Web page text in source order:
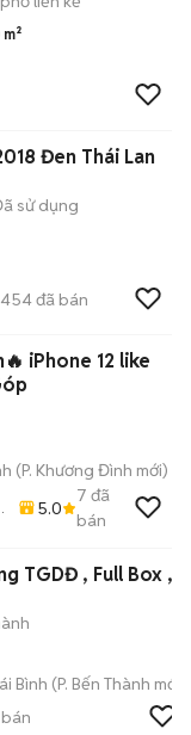
Đen Thái Lan
sử dụng
454đã bán
like
(P. Khương Đình mới)
5.0
7 đã
bán
TGDĐ , Full Box ,
Bình (P. Bến Thành mới)